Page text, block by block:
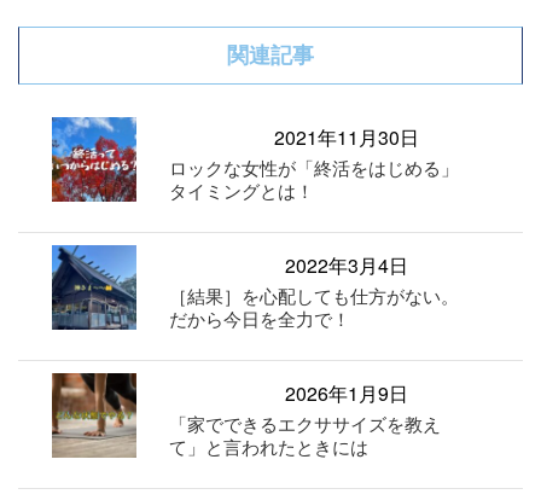
関連記事
2021年11月30日
ロックな女性が「終活をはじめる」
タイミングとは！
2022年3月4日
［結果］を心配しても仕方がない。
だから今日を全力で！
2026年1月9日
「家でできるエクササイズを教え
て」と言われたときには